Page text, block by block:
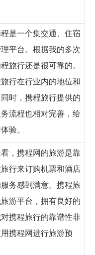
是一个集交通、住宿
平台。根据我的多次
旅行还是很可靠的。
行在行业内的地位和
时，携程旅行提供的
流程也相对完善，给
验。
，携程网的旅游是靠
行来订购机票和酒店
务感到满意。携程旅
游平台，拥有良好的
携程旅行的靠谱性非
携程网进行旅游预